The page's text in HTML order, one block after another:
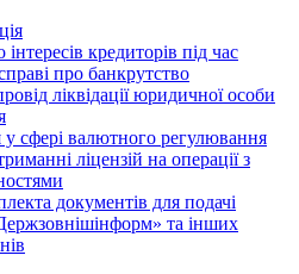
кредиторів під час
про банкрутство
ліквідації юридичної особи
у сфері валютного регулювання
ліцензій на операції з
документів для подачі
та інших